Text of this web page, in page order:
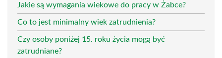
Jakie są wymagania wiekowe do pracy w Żabce?
Co to jest minimalny wiek zatrudnienia?
Czy osoby poniżej 15. roku życia mogą być
zatrudniane?